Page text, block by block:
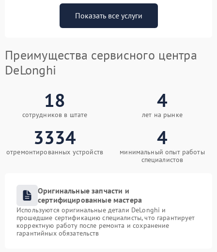
Показать все услуги
Преимущества сервисного центра
DeLonghi
18
сотрудников в штате
4
лет на рынке
3334
отремонтированных устройств
4
минимальный опыт работы
специалистов
Оригинальные запчасти и
сертифицированные мастера
Используются оригинальные детали DeLonghi и
прошедшие сертификацию специалисты, что гарантирует
корректную работу после ремонта и сохранение
гарантийных обязательств